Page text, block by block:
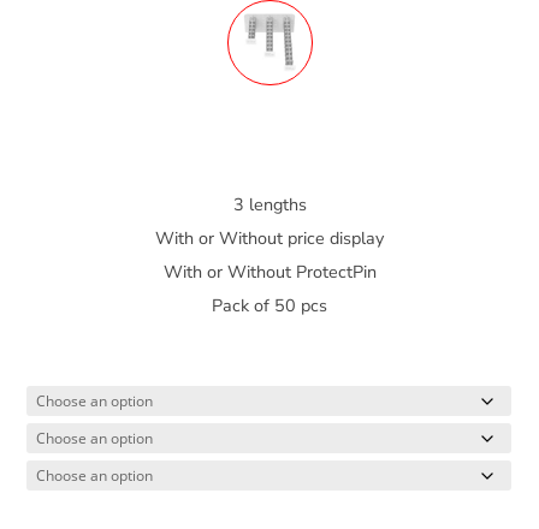
3 lengths
With or Without price display
With or Without ProtectPin
Pack of 50 pcs